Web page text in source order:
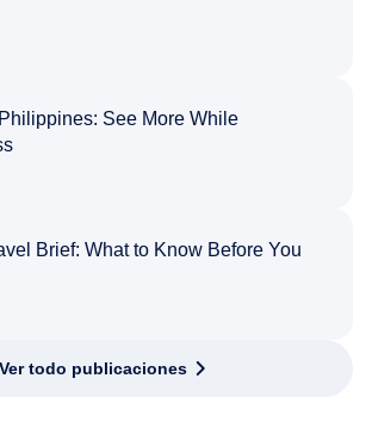
See More While
Brief: What to Know Before You
Ver todo publicaciones